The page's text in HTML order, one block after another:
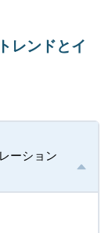
レンドとイ
ーション